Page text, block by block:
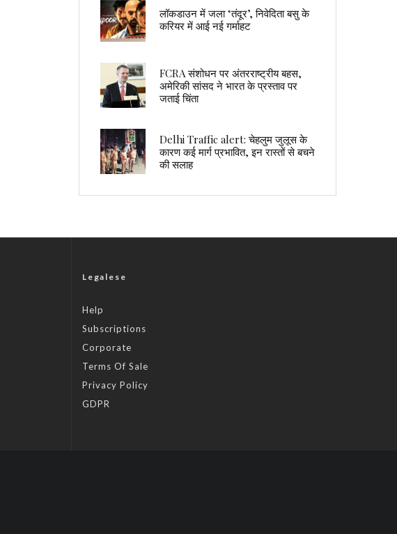
लॉकडाउन में जला ‘तंदूर’, निवेदिता बसु के
करियर में आई नई गर्माहट
FCRA संशोधन पर अंतरराष्ट्रीय बहस,
अमेरिकी सांसद ने भारत के प्रस्ताव पर
जताई चिंता
Delhi Traffic alert: चेहलुम जुलूस के
कारण कई मार्ग प्रभावित, इन रास्तों से बचने
की सलाह
Legalese
Help
Subscriptions
Corporate
Terms Of Sale
Privacy Policy
GDPR